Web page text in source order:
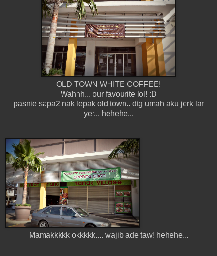
OLD TOWN WHITE COFFEE!
Wahhh... our favourite lol! :D
pasnie sapa2 nak lepak old town.. dtg umah aku jerk lar
yer... hehehe...
Mamakkkkk okkkkk.... wajib ade taw! hehehe...